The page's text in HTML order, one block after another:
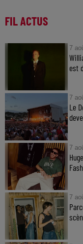
FIL ACTUS
7
est
7
Le
7
7